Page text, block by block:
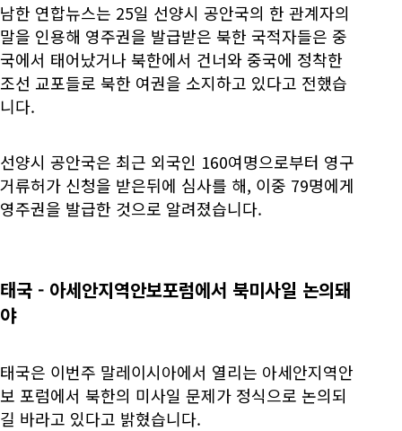
남한 연합뉴스는 25일 선양시 공안국의 한 관계자의
말을 인용해 영주권을 발급받은 북한 국적자들은 중
국에서 태어났거나 북한에서 건너와 중국에 정착한
조선 교포들로 북한 여권을 소지하고 있다고 전했습
니다.
선양시 공안국은 최근 외국인 160여명으로부터 영구
거류허가 신청을 받은뒤에 심사를 해, 이중 79명에게
영주권을 발급한 것으로 알려졌습니다.
태국 - 아세안지역안보포럼에서 북미사일 논의돼
야
태국은 이번주 말레이시아에서 열리는 아세안지역안
보 포럼에서 북한의 미사일 문제가 정식으로 논의되
길 바라고 있다고 밝혔습니다.